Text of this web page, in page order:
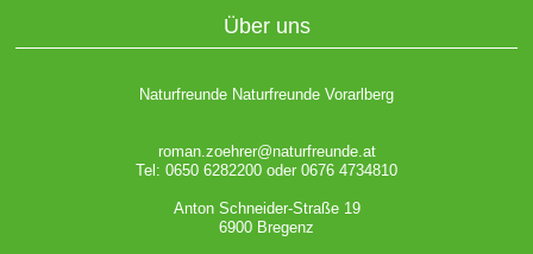
Über uns
Naturfreunde Naturfreunde Vorarlberg
roman.zoehrer@naturfreunde.at
Tel: 0650 6282200 oder 0676 4734810
Anton Schneider-Straße 19
6900 Bregenz